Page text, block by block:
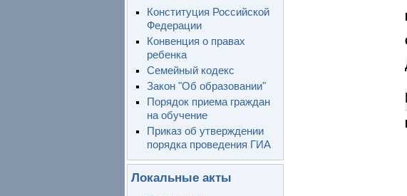
Конституция Российской
Федерации
Конвенция о правах
ребенка
Семейный кодекс
Закон "Об образовании"
Порядок приема граждан
на обучение
Приказ об утверждении
порядка проведения ГИА
Локальные акты